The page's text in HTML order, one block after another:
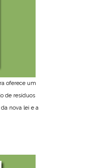
oferece um
de resíduos
nova lei e a